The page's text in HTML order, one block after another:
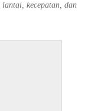
lantai, kecepatan, dan